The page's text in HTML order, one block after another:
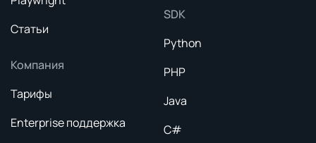
Статьи
Компания
Тарифы
Enterprise поддержка
SDK
Python
PHP
Java
C#